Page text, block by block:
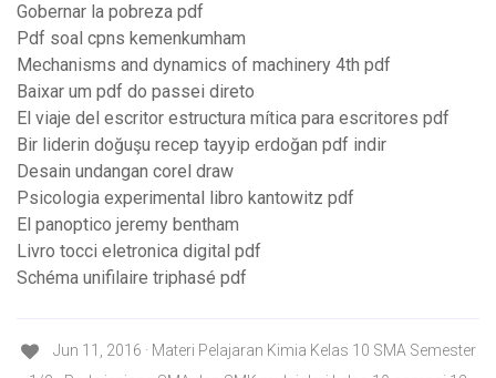
Gobernar la pobreza pdf
Pdf soal cpns kemenkumham
Mechanisms and dynamics of machinery 4th pdf
Baixar um pdf do passei direto
El viaje del escritor estructura mítica para escritores pdf
Bir liderin doğuşu recep tayyip erdoğan pdf indir
Desain undangan corel draw
Psicologia experimental libro kantowitz pdf
El panoptico jeremy bentham
Livro tocci eletronica digital pdf
Schéma unifilaire triphasé pdf
Jun 11, 2016 · Materi Pelajaran Kimia Kelas 10 SMA Semester